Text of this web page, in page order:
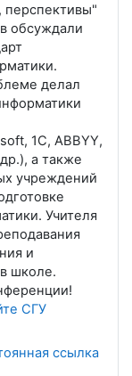
перспективы"
обсуждали
делал
1C, ABBYY,
а также
учреждений
Учителя
и
школе.
СГУ
ссылка